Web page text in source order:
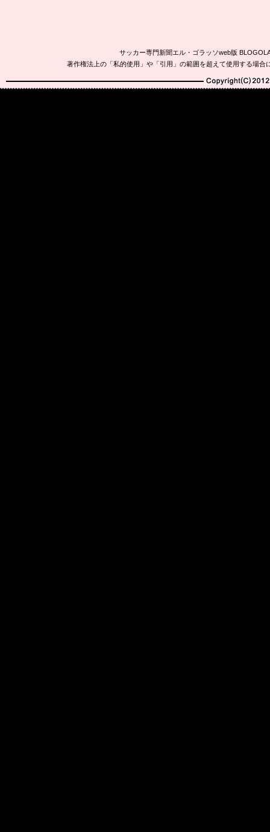
サッカー専門新聞エル・ゴラッソweb版
著作権法上の「私的使用」や「引用」の範囲を超えて使用する場
Copyright(C)2010-